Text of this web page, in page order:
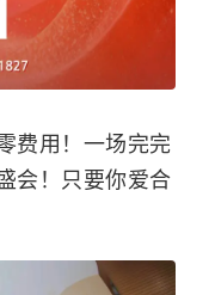
费用！一场完完
会！只要你爱合